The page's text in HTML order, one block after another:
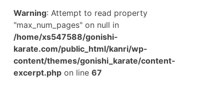
Warning: Attempt to read property
"max_num_pages" on null in
/home/xs547588/gonishi-
karate.com/public_html/kanri/wp-
content/themes/gonishi_karate/content-
excerpt.phpon line 67